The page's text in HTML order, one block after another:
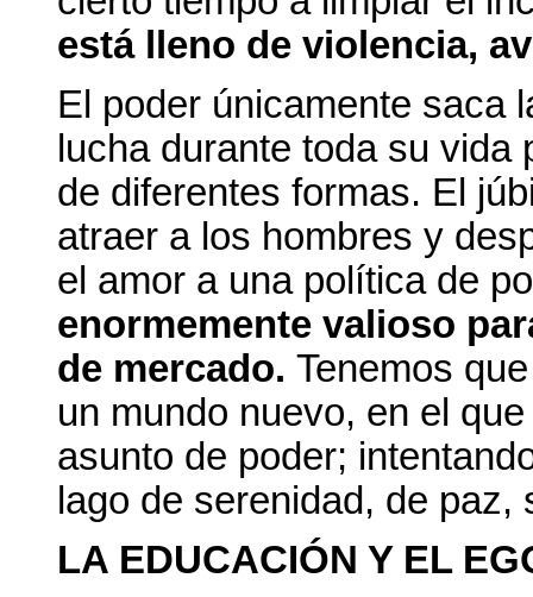
está lleno de violencia,
El poder únicamente saca
lucha durante toda su
de diferentes formas. El
atraer a los hombres y
el amor a una política de
enormemente valioso
de mercado. Tenemos
un mundo nuevo, en el
asunto de poder;
lago de serenidad, de
LA EDUCACIÓN Y EL